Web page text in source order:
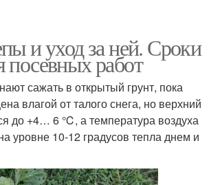
и уход за ней. Сроки
посевных работ
сажать в открытый грунт, пока
влагой от талого снега, но верхний
до +4… 6 ℃, а температура воздуха
уровне 10-12 градусов тепла днем и